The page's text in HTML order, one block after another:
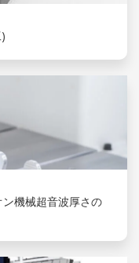
機械超音波厚さの